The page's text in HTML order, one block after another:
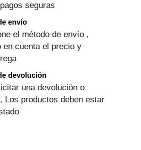
seguras
envío
el método de envío ,
en cuenta el precio y
devolución
una devolución o
Los productos deben estar